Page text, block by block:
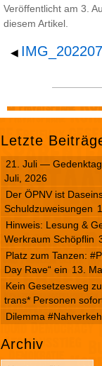
Veröffentlicht am 3.
diesem Artikel.
◀
Letzte
21. Juli —
Juli, 2026
Der ÖPNV ist
Schuldzuweisungen
Hinweis: Lesung &
Werkraum Schöpflin
Platz zum Tanzen:
Day Rave“ ein 13.
Kein Gesetzesweg
trans* Personen
Dilemma
Archiv